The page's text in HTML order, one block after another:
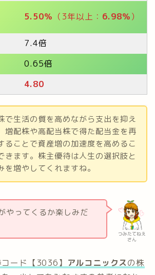
5.50％ （3年以上： 6.98％）
7.4倍
0.65倍
4.80
で生活の質を高めながら支出を抑え
増配株や高配当株で得た配当金を再
ることで資産増の加速度を高めるこ
きます。株主優待は人生の選択肢と
を増やしてくれますね。
つみたてねえ
さん
やってくるか楽しみだ
ード【3036】 アルコニックスの株